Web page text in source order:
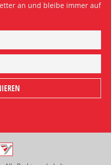
an und bleibe immer auf